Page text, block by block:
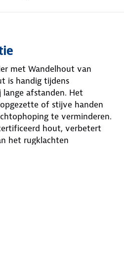
met Wandelhout van
is handig tijdens
afstanden. Het
of stijve handen
te verminderen.
hout, verbetert
het rugklachten
handen tijdens het lopen.
en wordt de
Handige koordjes
van 45 gram per
wanneer je handen